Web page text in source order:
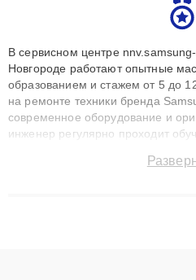
В сервисном центре
Новгороде работают опытные
образованием и стажем от 5 до
на ремонте техники бренда
современное оборудование и
инженер регулярно проходит
восстанавливать технику с